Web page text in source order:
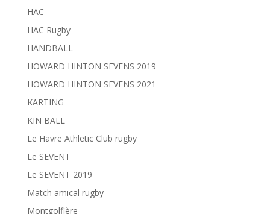
HAC
HAC Rugby
HANDBALL
HOWARD HINTON SEVENS 2019
HOWARD HINTON SEVENS 2021
KARTING
KIN BALL
Le Havre Athletic Club rugby
Le SEVENT
Le SEVENT 2019
Match amical rugby
Montgolfière